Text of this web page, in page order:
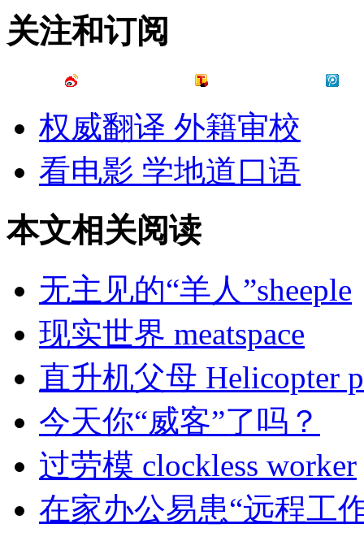
关注和订阅
权威翻译 外籍审校
看电影 学地道口语
本文相关阅读
无主见的“羊人”sheeple
现实世界 meatspace
直升机父母 Helicopter
今天你“威客”了吗？
过劳模 clockless worker
在家办公易患“远程工